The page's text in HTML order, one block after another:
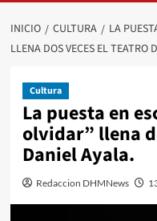
INICIO CULTURA
LA
LLENA DOS VECES EL TEATRO
Cultura
La puesta en
olvidar” llena
Daniel Ayala.
Redaccion DHMNews